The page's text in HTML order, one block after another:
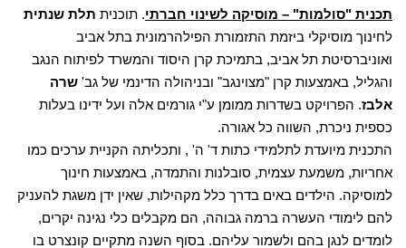
תכנית "סולמות" – מוסיקה לשינוי חברתי. תוכנית תלת שנתית
לחינוך מוסיקלי ביזמת התזמורת הפילהרמונית בתל אביב
ואוניברסיטת תל אביב, בתמיכת קרן היסוד והמשרד לפיתוח הנגב
והגליל, באמצעות קרן "מצוינגב" ובניהולה הדינמי של גב' שרה
אלבז. הפרויקט בשדרות ממומן ע"י גורמים אלה ועל ידינו בעלות
כספית ניכרת, השווה כל אגורה.
התכנית מיועדת לתלמידי כתות ד' ה' , ותכליתה הקניית ערכים כמו
אחריות, משמעת עצמית, סובלנות והתמדה, באמצעות חינוך
למוסיקה. הילדים באים בדרך כלל מקהילות, שאין ידן משגת להעניק
להם לימודי העשרה ברמה גבוהה, הם מקבלים כלי נגינה יקרים,
לומדים לנגן בהם ולשמור עליהם. בסוף השנה מתקיים קונצרט בו